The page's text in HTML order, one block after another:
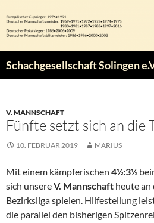
Inhalt
springen
Schachgesellschaft Solingen
V. MANNSCHAFT
Fünfte setzt sich an die
10. FEBRUAR 2019 MARIUS
Mit einem kämpferischen 4½:3½
sich unsereV. Mannschaft heute an
Bezirksliga spielen. Hilfestellung
die parallel den bisherigen